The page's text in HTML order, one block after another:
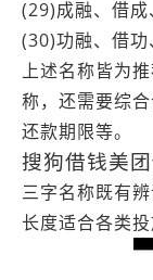
(29)成融、借
(30)功融、借
上述名称皆为
称，还需要综
还款期限等。
搜狗借钱美
三字名称既有
长度适合各类